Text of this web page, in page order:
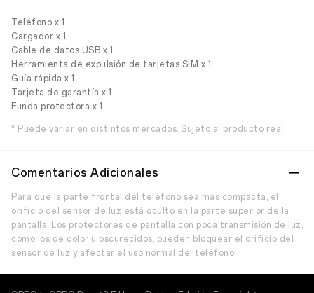
Teléfono x 1
Cargador x 1
Cable de datos USB x 1
Herramienta de expulsión de tarjetas SIM x 1
Guía rápida x 1
Tarjeta de garantía x 1
Funda protectora x 1
* Puede variar en distintos mercados. Sujeto al producto real.
Comentarios Adicionales
Para que la parte frontal del teléfono sea más compacta, el
orificio del sensor de luz está oculto en la parte superior de la
pantalla. Los protectores de pantalla con poca transmisión de luz,
como los de color u oscurecidos, pueden bloquear el orificio del
sensor de luz y afectar el uso normal del teléfono.